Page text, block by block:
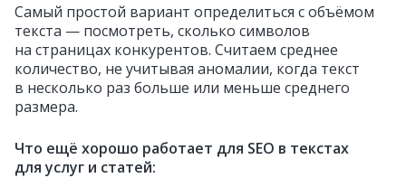
Самый простой вариант определиться с объёмом
текста — посмотреть, сколько символов
на страницах конкурентов. Считаем среднее
количество, не учитывая аномалии, когда текст
в несколько раз больше или меньше среднего
размера.
Что ещё хорошо работает для SEO в текстах
для услуг и статей: